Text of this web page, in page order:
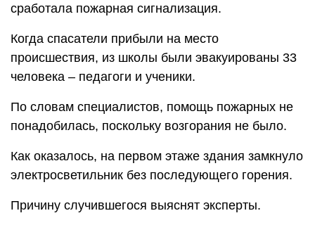
сработала пожарная сигнализация.
Когда спасатели прибыли на место
происшествия, из школы были эвакуированы 33
человека – педагоги и ученики.
По словам специалистов, помощь пожарных не
понадобилась, поскольку возгорания не было.
Как оказалось, на первом этаже здания замкнуло
электросветильник без последующего горения.
Причину случившегося выяснят эксперты.